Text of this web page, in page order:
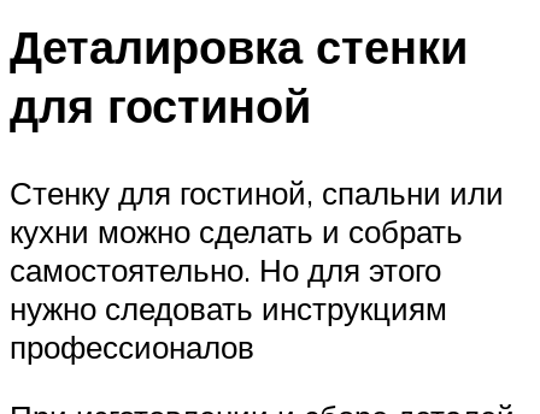
Деталировка стенки
для гостиной
Стенку для гостиной, спальни или
кухни можно сделать и собрать
самостоятельно. Но для этого
нужно следовать инструкциям
профессионалов